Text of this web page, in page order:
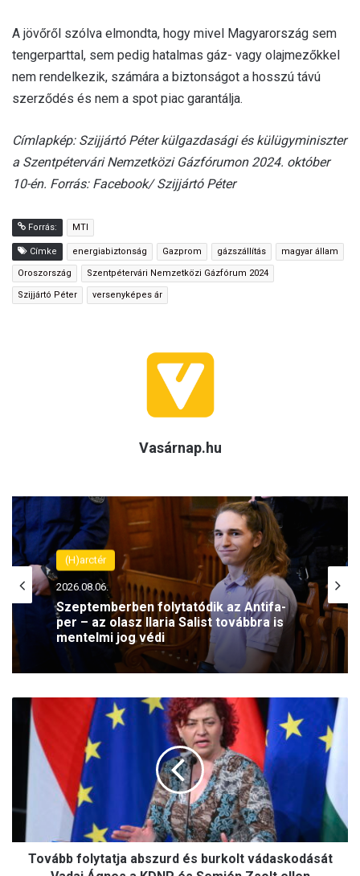
A jövőről szólva elmondta, hogy mivel Magyarország sem
tengerparttal, sem pedig hatalmas gáz- vagy olajmezőkkel
nem rendelkezik, számára a biztonságot a hosszú távú
szerződés és nem a spot piac garantálja.
Címlapkép: Szijjártó Péter külgazdasági és külügyminiszter
a Szentpétervári Nemzetközi Gázfórumon 2024. október
10-én. Forrás: Facebook/ Szijjártó Péter
Forrás: MTI
Címke energiabiztonság Gazprom gázszállítás magyar állam
Oroszország Szentpétervári Nemzetközi Gázfórum 2024
Szijjártó Péter versenyképes ár
Vasárnap.hu
(H)arctér
2026.08.06.
Szeptemberben folytatódik az Antifa-
per – az olasz Ilaria Salist továbbra is
mentelmi jog védi
Tovább
folytatja
abszurd
burkolt
vádaskodását
Vadai
Ágnes
a
KDNPTovább folytatja abszurd és burkolt vádaskodását